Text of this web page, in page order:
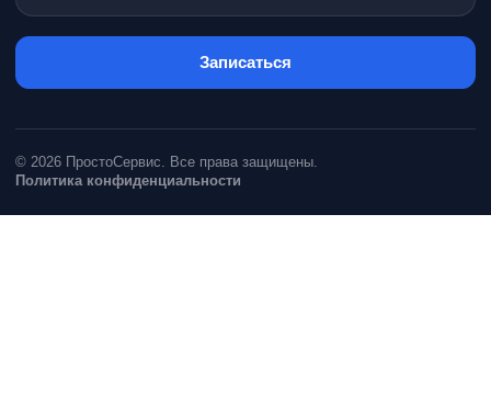
Записаться
© 2026 ПростоСервис. Все права защищены.
Политика конфиденциальности